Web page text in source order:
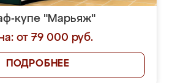
купе "Марьяж"
от 79 000 руб.
ПОДРОБНЕЕ